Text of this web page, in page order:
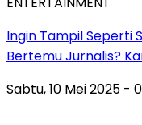
Ingin Tampil Seperti
Bertemu Jurnalis?
Sabtu, 10 Mei 2025 -